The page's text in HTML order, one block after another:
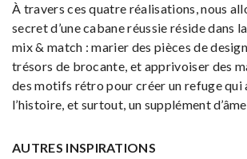
À travers ces quatre réalisations, nous
secret d’une cabane réussie réside dans
mix & match : marier des pièces de
trésors de brocante, et apprivoiser des
des motifs rétro pour créer un refuge qui
l’histoire, et surtout, un supplément
AUTRES INSPIRATIONS